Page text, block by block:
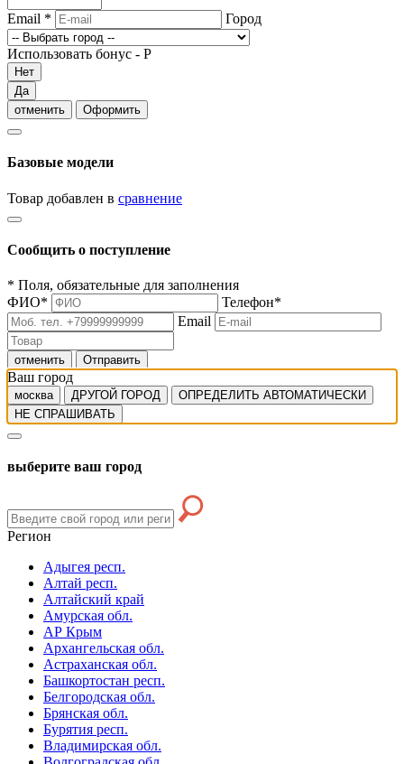
Email * Город
Использовать бонус - Р
Нет
Да
отменить
Оформить
Базовые модели
Товар добавлен в сравнение
Сообщить о поступление
* Поля, обязательные для заполнения
ФИО* Телефон*
Email
отменить Отправить
Ваш город
москва ДРУГОЙ ГОРОД
ОПРЕДЕЛИТЬ АВТОМАТИЧЕСКИ
НЕ СПРАШИВАТЬ
выберите ваш город
Регион
Адыгея респ.
Алтай респ.
Алтайский край
Амурская обл.
АР Крым
Архангельская обл.
Астраханская обл.
Башкортостан респ.
Белгородская обл.
Брянская обл.
Бурятия респ.
Владимирская обл.